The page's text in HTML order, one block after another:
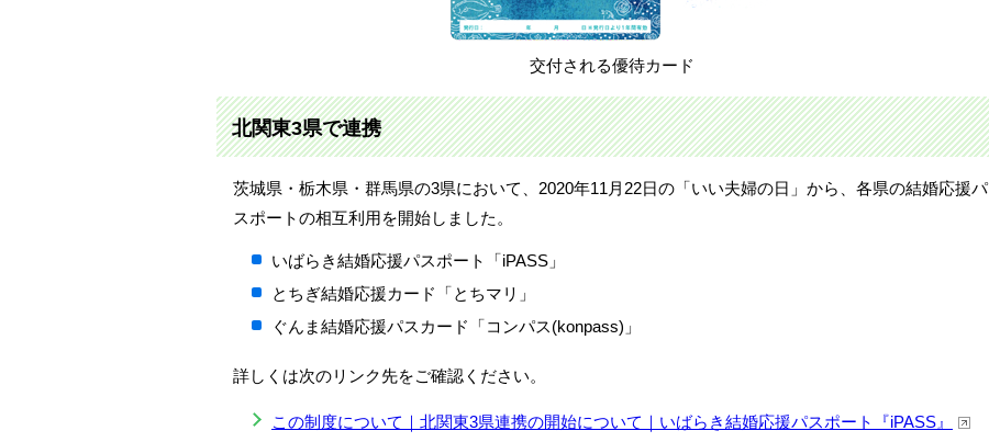
交付される優待カード
北関東3県で連携
茨城県・栃木県・群馬県の3県において、2020年11月22日の「いい夫婦の日」から、各県の結婚応援パ
スポートの相互利用を開始しました。
いばらき結婚応援パスポート「iPASS 」
とちぎ結婚応援カード「とちマリ」
ぐんま結婚応援パスカード「コンパス(konpass)」
詳しくは次のリンク先をご確認ください。
この制度について｜北関東3県連携の開始について｜いばらき結婚応援パスポート『iPASS 』